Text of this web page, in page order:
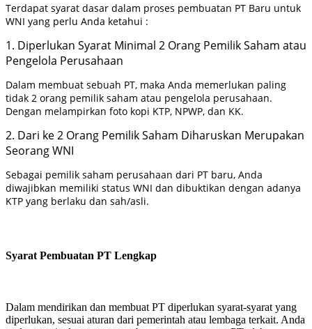
Terdapat syarat dasar dalam proses pembuatan PT Baru untuk
WNI yang perlu Anda ketahui :
1. Diperlukan Syarat Minimal 2 Orang Pemilik Saham atau
Pengelola Perusahaan
Dalam membuat sebuah PT, maka Anda memerlukan paling
tidak 2 orang pemilik saham atau pengelola perusahaan.
Dengan melampirkan foto kopi KTP, NPWP, dan KK.
2. Dari ke 2 Orang Pemilik Saham Diharuskan Merupakan
Seorang WNI
Sebagai pemilik saham perusahaan dari PT baru, Anda
diwajibkan memiliki status WNI dan dibuktikan dengan adanya
KTP yang berlaku dan sah/asli.
Syarat Pembuatan PT Lengkap
Dalam mendirikan dan membuat PT diperlukan syarat-syarat yang
diperlukan, sesuai aturan dari pemerintah atau lembaga terkait. Anda